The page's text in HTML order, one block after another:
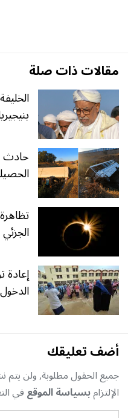
مقالات ذات صلة
حادث
الحصيلة إلى 6
الجزئي
أضف تعليقك
جميع الحقول مطلوبة, ولن يتم
الإلتزامبسياسة الموقعفي